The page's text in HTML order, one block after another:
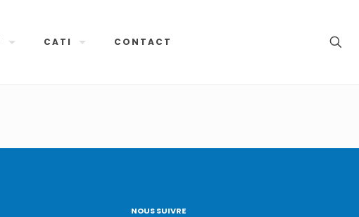
CATI CONTACT
NOUS SUIVRE